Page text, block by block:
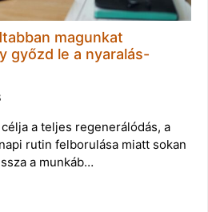
magunkat
győzd le a nyaralás-
a teljes regenerálódás, a
rutin felborulása miatt sokan
a munkáb…